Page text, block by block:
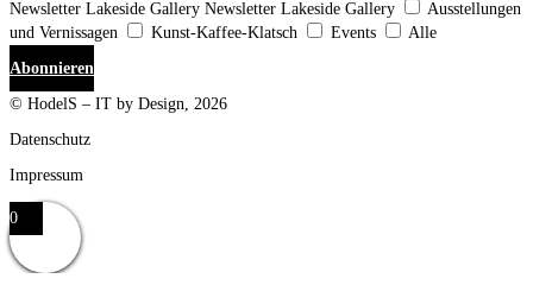
Newsletter Lakeside Gallery Newsletter Lakeside Gallery
Ausstellungen
und Vernissagen
Kunst-Kaffee-Klatsch Events
Alle
Abonnieren
© HodelS – IT by Design, 2026
Datenschutz
Impressum
0